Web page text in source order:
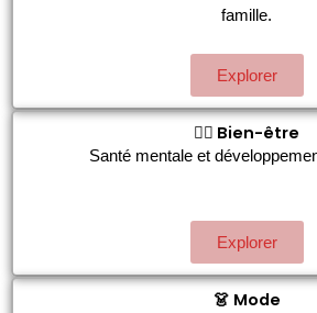
famille.
Explorer
🧘‍♀️ Bien-être
Santé mentale et
Explorer
👗 Mode